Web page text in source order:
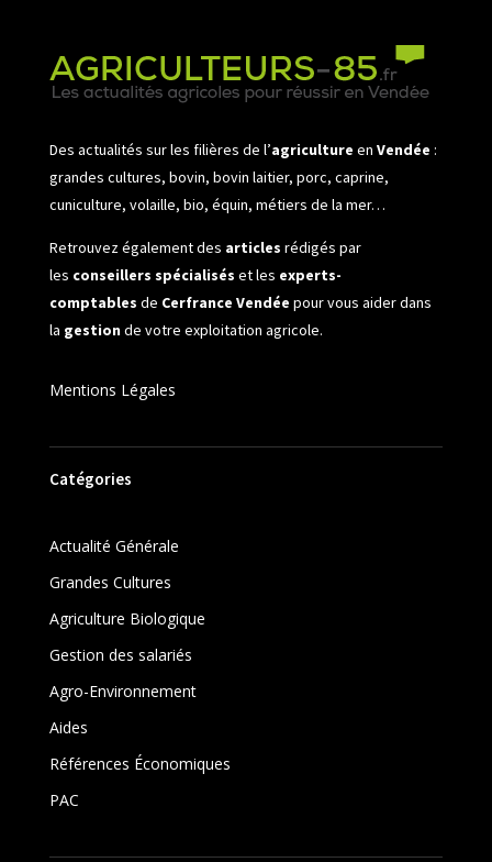
Des actualités sur les filières de l’agriculture en Vendée :
grandes cultures, bovin, bovin laitier, porc, caprine,
cuniculture, volaille, bio, équin, métiers de la mer…
Retrouvez également des articles rédigés par
les conseillers spécialisés et les experts-
comptables de Cerfrance Vendée pour vous aider dans
la gestionde votre exploitation agricole.
Mentions Légales
Catégories
Actualité Générale
Grandes Cultures
Agriculture Biologique
Gestion des salariés
Agro-Environnement
Aides
Références Économiques
PAC